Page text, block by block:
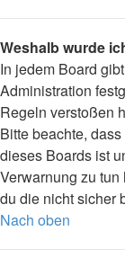
Weshalb wurde
In jedem Board
Administration
Regeln verstoßen
Bitte beachte,
dieses Boards ist
Verwarnung zu
du die nicht sicher
Nach oben